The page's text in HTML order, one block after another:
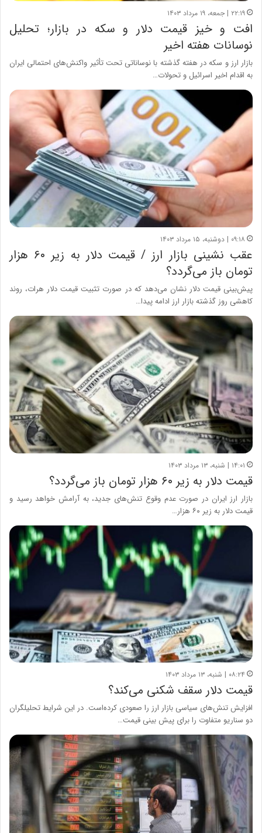
۲۲:۱۹ | جمعه، ۱۹ مرداد ۱۴۰۳
افت و خیز قیمت دلار و سکه در بازار؛ تحلیل
نوسانات هفته اخیر
بازار ارز و سکه در هفته گذشته با نوساناتی تحت تأثیر واکنش‌های احتمالی ایران
به اقدام اخیر اسرائیل و تحولات…
۰۹:۱۸ | دوشنبه، ۱۵ مرداد ۱۴۰۳
عقب نشینی بازار ارز / قیمت دلار به زیر ۶۰ هزار
تومان باز می‌گردد؟
پیش‌بینی قیمت دلار نشان می‌دهد که در صورت تثبیت قیمت دلار هرات، روند
کاهشی روز گذشته بازار ارز ادامه پیدا…
۱۴:۰۱ | شنبه، ۱۳ مرداد ۱۴۰۳
قیمت دلار به زیر ۶۰ هزار تومان باز می‌گردد؟
بازار ارز ایران در صورت عدم وقوع تنش‌های جدید، به آرامش خواهد رسید و
قیمت دلار به زیر ۶۰ هزار…
۰۸:۲۴ | شنبه، ۱۳ مرداد ۱۴۰۳
قیمت دلار سقف شکنی می‌کند؟
افزایش تنش‌های سیاسی بازار ارز را صعودی کرده‌است. در این شرایط تحلیلگران
دو سناریو متفاوت را برای پیش بینی قیمت…